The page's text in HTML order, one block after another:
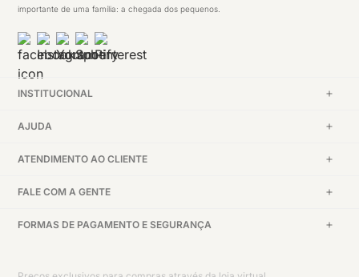
importante de uma família: a chegada dos pequenos.
INSTITUCIONAL
AJUDA
ATENDIMENTO AO CLIENTE
FALE COM A GENTE
FORMAS DE PAGAMENTO E SEGURANÇA